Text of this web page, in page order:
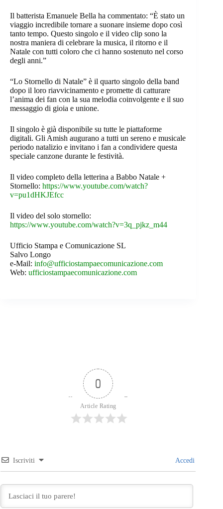
Il batterista Emanuele Bella ha commentato: “È stato un
viaggio incredibile tornare a suonare insieme dopo così
tanto tempo. Questo singolo e il video clip sono la
nostra maniera di celebrare la musica, il ritorno e il
Natale con tutti coloro che ci hanno sostenuto nel corso
degli anni.”
“Lo Stornello di Natale” è il quarto singolo della band
dopo il loro riavvicinamento e promette di catturare
l’anima dei fan con la sua melodia coinvolgente e il suo
messaggio di gioia e unione.
Il singolo è già disponibile su tutte le piattaforme
digitali. Gli Amish augurano a tutti un sereno e musicale
periodo natalizio e invitano i fan a condividere questa
speciale canzone durante le festività.
Il video completo della letterina a Babbo Natale +
Stornello: https://www.youtube.com/watch?
v=pu1dHKJEfcc
Il video del solo stornello:
https://www.youtube.com/watch?v=3q_pjkz_m44
Ufficio Stampa e Comunicazione SL
Salvo Longo
e-Mail: info@ufficiostampaecomunicazione.com
Web: ufficiostampaecomunicazione.com
0
Article Rating
Iscriviti Accedi